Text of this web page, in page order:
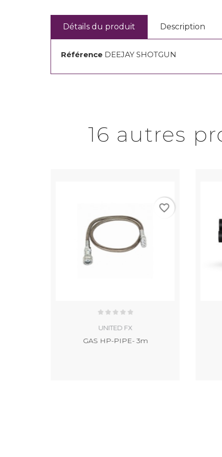
Détails du produit Description
Référence DEEJAY SHOTGUN
16 autres
UNITED FX
GAS HP-PIPE- 3m
favorite_border